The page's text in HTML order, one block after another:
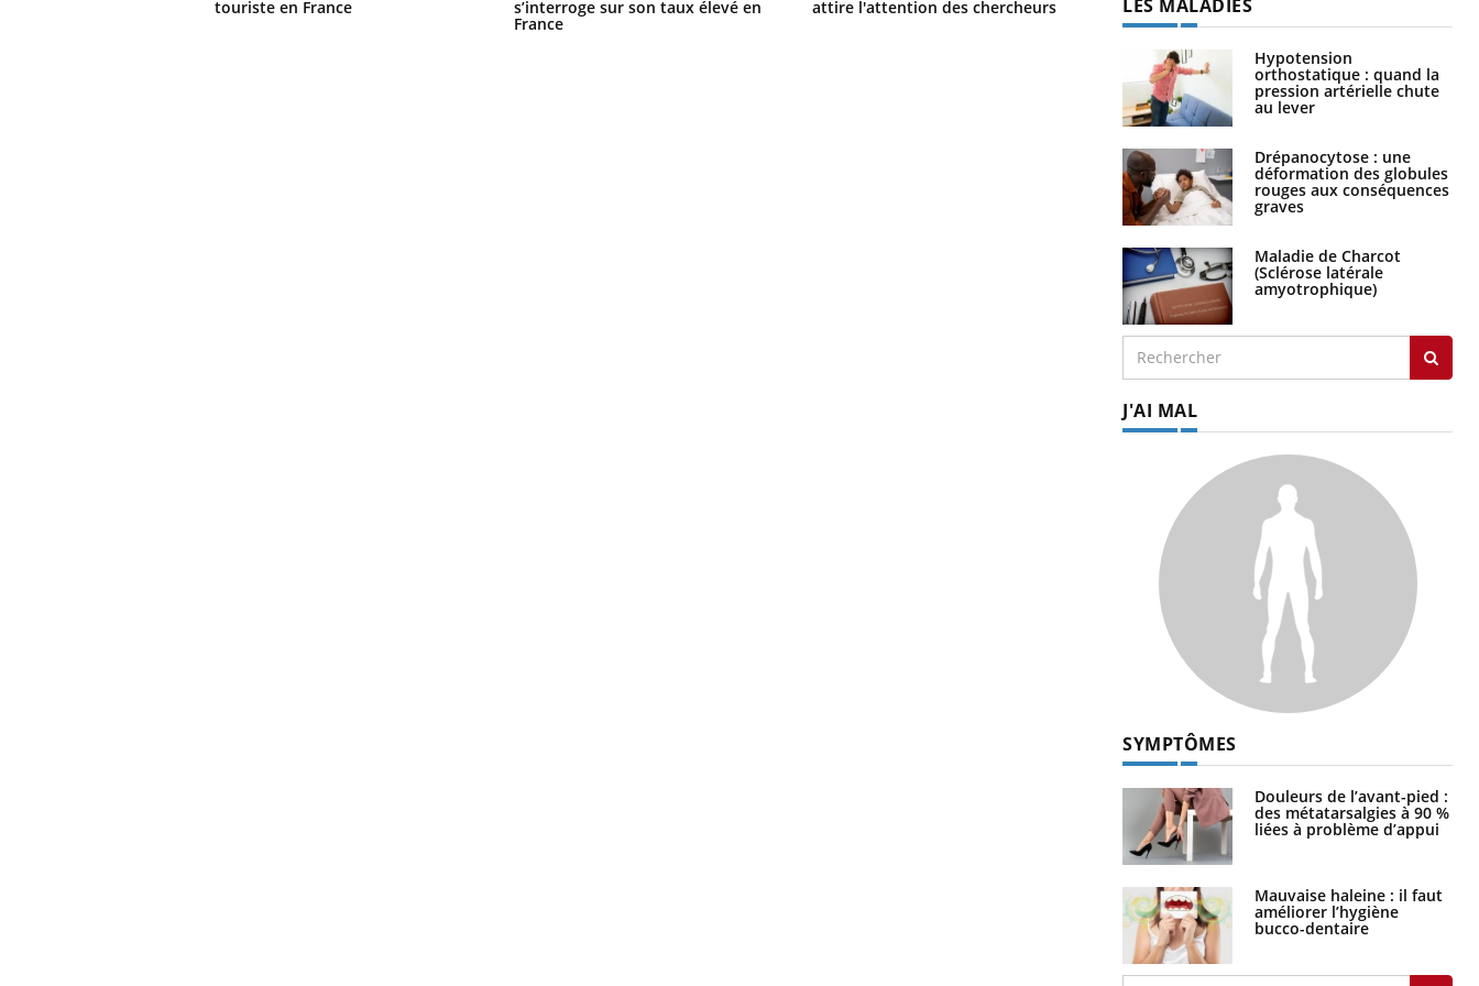
touriste en France s’interroge sur son taux élevé en
France
attire l'attention des chercheurs LES MALADIES
Hypotension
orthostatique : quand la
pression artérielle chute
au lever
Drépanocytose : une
déformation des globules
rouges aux conséquences
graves
Maladie de Charcot
(Sclérose latérale
amyotrophique)
J'AI MAL
SYMPTÔMES
Douleurs de l’avant-pied :
des métatarsalgies à 90 %
liées à problème d’appui
Mauvaise haleine : il faut
améliorer l’hygiène
bucco-dentaire